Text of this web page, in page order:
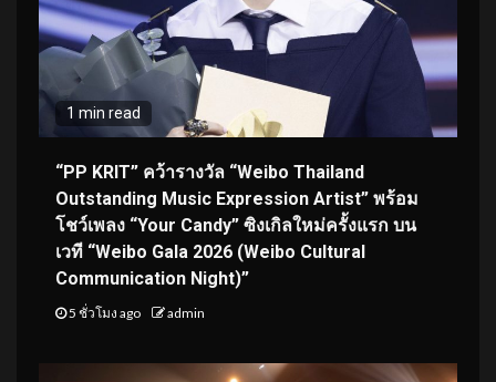
1 min read
“PP KRIT” คว้ารางวัล “Weibo Thailand
Outstanding Music Expression Artist” พร้อม
โชว์เพลง “Your Candy” ซิงเกิลใหม่ครั้งแรก บน
เวที “Weibo Gala 2026 (Weibo Cultural
Communication Night)”
5 ชั่วโมง ago admin